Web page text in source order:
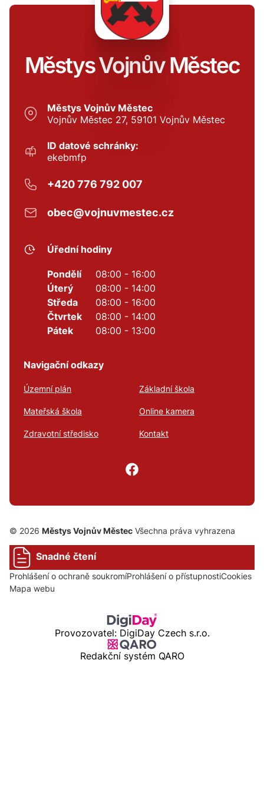
Městys Vojnův Městec
Městys Vojnův Městec
Vojnův Městec 27, 59101 Vojnův Městec
ID datové schránky:
ekebmfp
+420 776 792 007
obec@vojnuvmestec.cz
Úřední hodiny
Pondělí
08:00 - 16:00
Úterý
08:00 - 14:00
Středa
08:00 - 16:00
Čtvrtek
08:00 - 14:00
Pátek
08:00 - 13:00
Navigační odkazy
Územní plán Základní škola
Mateřská škola Online kamera
Zdravotní středisko Kontakt
© 2026 Městys Vojnův Městec Všechna práva vyhrazena
Snadné čtení
Prohlášení o ochraně soukromíProhlášení o přístupnostiCookies
Mapa webu
Provozovatel: DigiDay Czech s.r.o.
Redakční systém QARO